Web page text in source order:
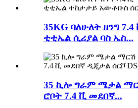
35KG ባለሁለት ዘንግ
ቲቲኤል ሲሪያል ባስ ኤስ...
35 ኪሎ ግራም ሜታል
ሮቦት 7.4 ቪ መደበኛ...